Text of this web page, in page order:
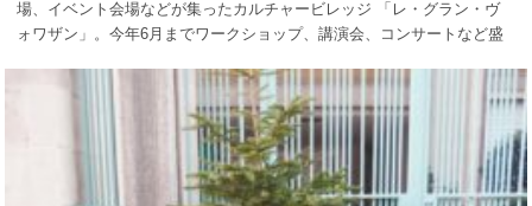
場、イベント会場などが集ったカルチャービレッジ 「レ・グラン・ヴ
ォワザン」。今年6月までワークショップ、講演会、コンサートなど盛